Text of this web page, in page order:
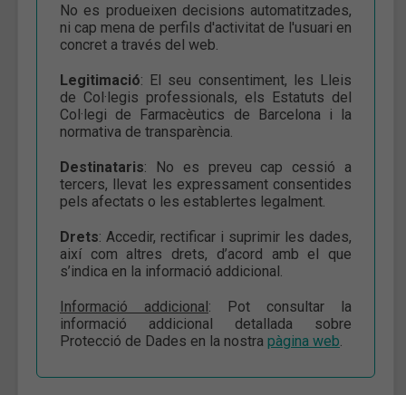
No es produeixen decisions automatitzades,
ni cap mena de perfils d'activitat de l'usuari en
concret a través del web.
Legitimació: El seu consentiment, les Lleis
de Col·legis professionals, els Estatuts del
Col·legi de Farmacèutics de Barcelona i la
normativa de transparència.
Destinataris: No es preveu cap cessió a
tercers, llevat les expressament consentides
pels afectats o les establertes legalment.
Drets: Accedir, rectificar i suprimir les dades,
així com altres drets, d’acord amb el que
s’indica en la informació addicional.
Informació addicional: Pot consultar la
informació addicional detallada sobre
Protecció de Dades en la nostra pàgina web.